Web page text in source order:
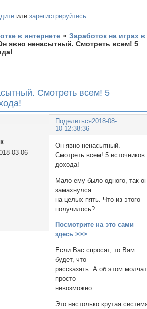
илизарегистрируйтесь
в интернете » Заработок на играх в
явно ненасытный. Смотреть всем! 5
Смотреть всем! 5
Поделиться2018-08-
10 12:38:36
03-06
Он явно ненасытный.
Смотреть всем! 5 источников
дохода!
Мало ему было одного, так
замахнулся
на целых пять. Что из этого
получилось?
Посмотрите на это сами
здесь >>>
Если Вас спросят, то Вам
будет, что
рассказать. А об этом
просто
невозможно.
Это настолько крутая